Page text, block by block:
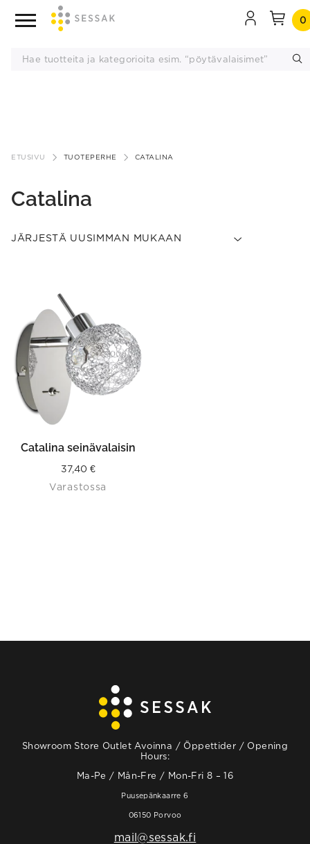
sisältöön
0
ETUSIVU TUOTEPERHE CATALINA
Catalina
Catalina seinävalaisin
37,40 €
Varastossa
Showroom Store Outlet Avoinna / Öppettider / Opening
Hours:
Ma-Pe / Mån-Fre / Mon-Fri 8 – 16
Puusepänkaarre 6
06150 Porvoo
mail@sessak.fi